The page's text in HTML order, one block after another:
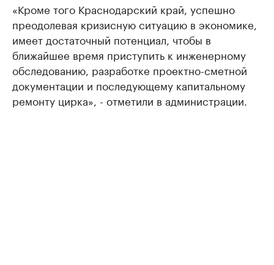
«Кроме того Краснодарский край, успешно
преодолевая кризисную ситуацию в экономике,
имеет достаточный потенциал, чтобы в
ближайшее время приступить к инженерному
обследованию, разработке проектно-сметной
документации и последующему капитальному
ремонту цирка», - отметили в администрации.